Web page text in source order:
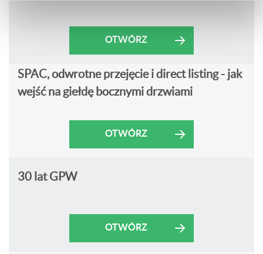
OTWÓRZ
SPAC, odwrotne przejęcie i direct listing - jak
wejść na giełdę bocznymi drzwiami
OTWÓRZ
30 lat GPW
OTWÓRZ